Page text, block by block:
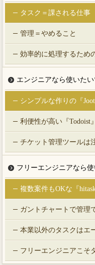
タスク＝課される仕事
管理＝やめること
効率的に処理するため
エンジニアなら使いた
シンプルな作りの『
利便性が高い『Todoist』
チケット管理ツールは
フリーエンジニアなら
複数案件もOKな『hitask
ガントチャートで管理
本業以外のタスクはエ
フリーエンジニアこそ